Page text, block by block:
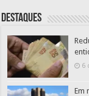
Destaques
6
Em